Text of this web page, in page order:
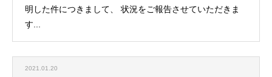
明した件につきまして、 状況をご報告させていただきま
す...
2021.01.20